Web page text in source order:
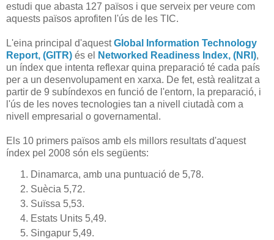
estudi que abasta 127 països i que serveix per veure com
aquests països aprofiten l'ús de les TIC.
L'eina principal d'aquestGlobal Information Technology
Report, (GITR) és el Networked Readiness Index, (NRI),
un índex que intenta reflexar quina preparació té cada país
per a un desenvolupament en xarxa. De fet, està realitzat a
partir de 9 subíndexos en funció de l'entorn, la preparació, i
l'ús de les noves tecnologies tan a nivell ciutadà com a
nivell empresarial o governamental.
Els 10 primers països amb els millors resultats d'aquest
índex pel 2008 són els següents:
Dinamarca, amb una puntuació de 5,78.
Suècia 5,72.
Suïssa 5,53.
Estats Units 5,49.
Singapur 5,49.